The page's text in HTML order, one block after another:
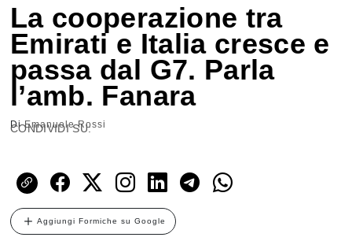
La cooperazione tra
Emirati e Italia cresce e
passa dal G7. Parla
l’amb. Fanara
DiEmanuele Rossi
CONDIVIDI SU:
Aggiungi Formiche su Google